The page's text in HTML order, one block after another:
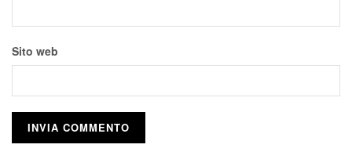
Sito web